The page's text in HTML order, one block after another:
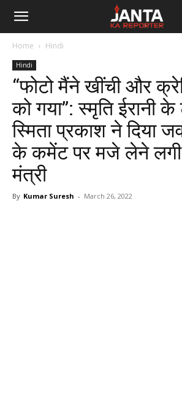
Janta
Reporter
Home Hindi
Hindi
“फोटो मैंने खींची और
को गया”: स्मृति ईरानी
स्मिता प्रकाश ने दिया
के कमेंट पर मजे लेने लगी
मंत्री
By Kumar Suresh - March 26, 2022